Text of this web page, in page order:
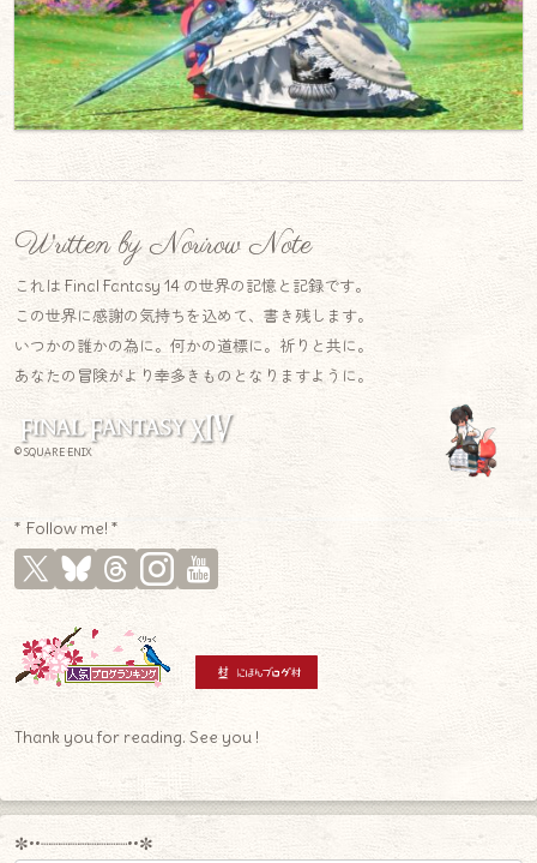
Written by Norirow Note
これは Final Fantasy 14 の世界の記憶と記録です。
この世界に感謝の気持ちを込めて、書き残します。
いつかの誰かの為に。何かの道標に。祈りと共に。
あなたの冒険がより幸多きものとなりますように。
© SQUARE ENIX
* Follow me! *
Thank you for reading. See you !
✼••┈┈┈┈┈┈┈┈┈••✼